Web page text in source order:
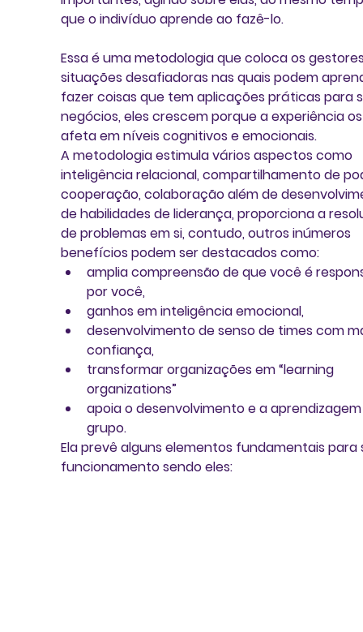
que o indivíduo aprende ao fazê-lo.
Essa é uma metodologia que coloca os
situações desafiadoras nas quais podem
fazer coisas que tem aplicações práticas para
negócios, eles crescem porque a experiência
afeta em níveis cognitivos e emocionais.
A metodologia estimula vários aspectos como
inteligência relacional, compartilhamento de
cooperação, colaboração além de
de habilidades de liderança, proporciona a
de problemas em si, contudo, outros inúmeros
benefícios podem ser destacados como:
amplia compreensão de que você é
por você,
ganhos em inteligência emocional,
desenvolvimento de senso de times com
confiança,
transformar organizações em “learning
organizations”
apoia o desenvolvimento e a
grupo.
Ela prevê alguns elementos fundamentais para
funcionamento sendo eles: